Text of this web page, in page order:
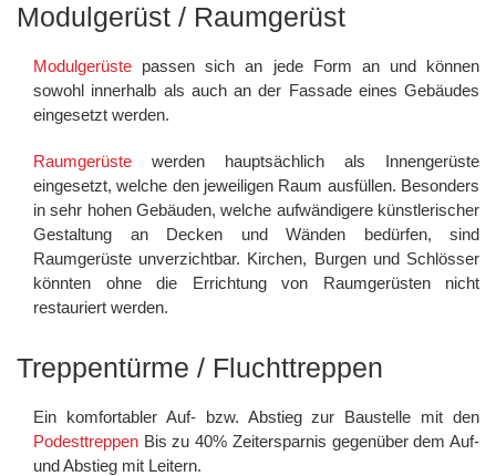
Modulgerüst / Raumgerüst
Modulgerüste passen sich an jede Form an und können
sowohl innerhalb als auch an der Fassade eines Gebäudes
eingesetzt werden.
Raumgerüste werden hauptsächlich als Innengerüste
eingesetzt, welche den jeweiligen Raum ausfüllen. Besonders
in sehr hohen Gebäuden, welche aufwändigere künstlerischer
Gestaltung an Decken und Wänden bedürfen, sind
Raumgerüste unverzichtbar. Kirchen, Burgen und Schlösser
könnten ohne die Errichtung von Raumgerüsten nicht
restauriert werden.
Treppentürme / Fluchttreppen
Ein komfortabler Auf- bzw. Abstieg zur Baustelle mit den
Podesttreppen Bis zu 40% Zeitersparnis gegenüber dem Auf-
und Abstieg mit Leitern.